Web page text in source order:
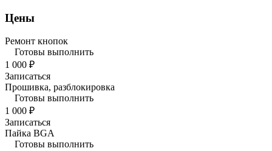
Цены
Ремонт кнопок
Готовы выполнить
1 000 ₽
Записаться
Прошивка, разблокировка
Готовы выполнить
1 000 ₽
Записаться
Пайка BGA
Готовы выполнить